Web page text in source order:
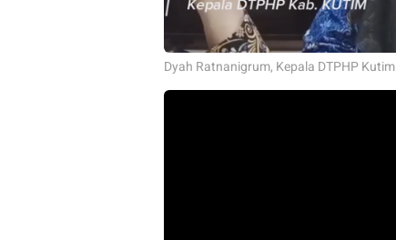
Dyah Ratnanigrum, Kepala DTPHP Kutim